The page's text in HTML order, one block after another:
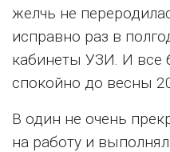
желчь не
исправно раз в
кабинеты УЗИ. И все
спокойно до весны
В один не очень
на работу и